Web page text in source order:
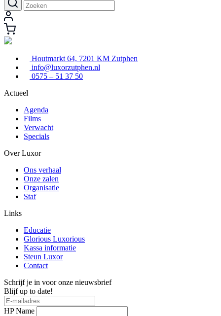
Houtmarkt 64, 7201 KM Zutphen
info@luxorzutphen.nl
0575 – 51 37 50
Actueel
Agenda
Films
Verwacht
Specials
Over Luxor
Ons verhaal
Onze zalen
Organisatie
Staf
Links
Educatie
Glorious Luxorious
Kassa informatie
Steun Luxor
Contact
Schrijf je in voor onze nieuwsbrief
Blijf up to date!
HP Name